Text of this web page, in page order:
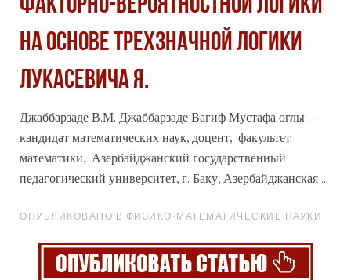
ФАКТОРНО-ВЕРОЯТНОСТНОЙ ЛОГИКИ
НА ОСНОВЕ ТРЕХЗНАЧНОЙ ЛОГИКИ
ЛУКАСЕВИЧА Я.
Джаббарзаде В.М. Джаббарзаде Вагиф Мустафа оглы –
кандидат математических наук, доцент, факультет
математики, Азербайджанский государственный
педагогический университет, г. Баку, Азербайджанская ...
ОПУБЛИКОВАНО В ФИЗИКО-МАТЕМАТИЧЕСКИЕ НАУКИ